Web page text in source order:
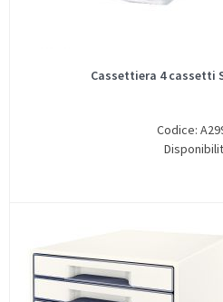
Cassettiera 4 cassetti
Codice: